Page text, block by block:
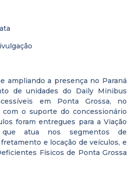
ampliando a presença no Paraná
de unidades do Daily Minibus
em Ponta Grossa, no
o suporte do concessionário
foram entregues para a Viação
que atua nos segmentos de
e locação de veículos, e
Físicos de Ponta Grossa